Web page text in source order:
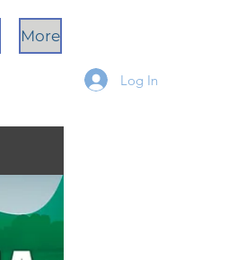
More
Log In